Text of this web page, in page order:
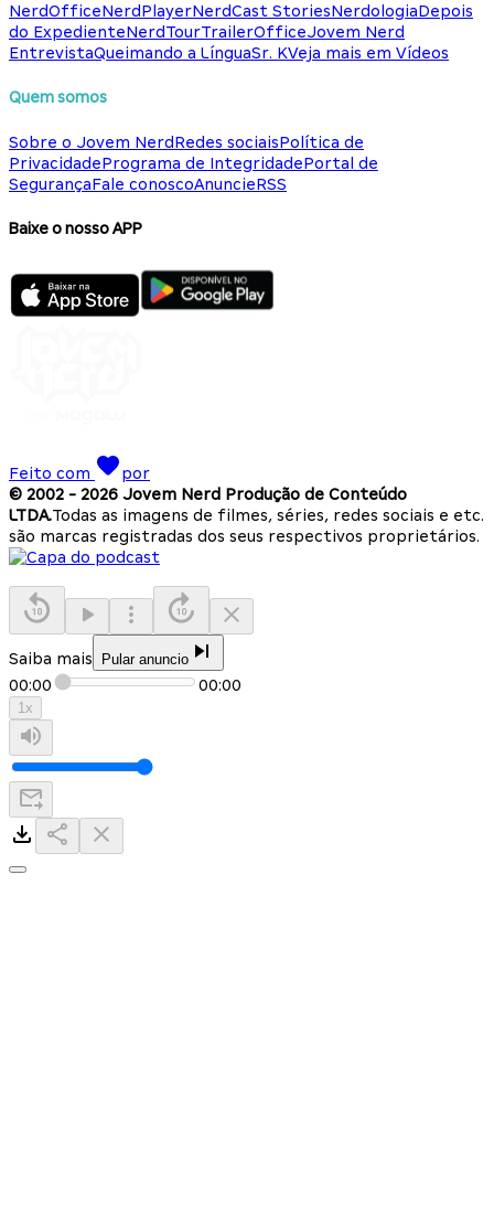
NerdOfficeNerdPlayerNerdCast StoriesNerdologiaDepois
do ExpedienteNerdTourTrailerOfficeJovem Nerd
EntrevistaQueimando a LínguaSr. KVeja mais em Vídeos
Quem somos
Sobre o Jovem NerdRedes sociaisPolítica de
PrivacidadePrograma de IntegridadePortal de
SegurançaFale conoscoAnuncieRSS
Baixe o nosso APP
Feito com
por
© 2002 - 2026 Jovem Nerd Produção de Conteúdo
LTDA.Todas as imagens de filmes, séries, redes sociais e etc.
são marcas registradas dos seus respectivos proprietários.
Saiba mais Pular anuncio
00:00 00:00
1x